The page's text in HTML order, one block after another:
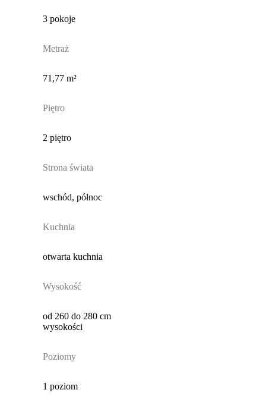
3 pokoje
Metraż
71,77 m²
Piętro
2 piętro
Strona świata
wschód, północ
Kuchnia
otwarta kuchnia
Wysokość
od 260 do 280 cm
wysokości
Poziomy
1 poziom